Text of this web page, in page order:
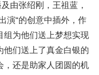
由张绍刚，王祖蓝，
演“的创意中插外，作
组为他们送上梦想实现
他们送上了真金白银的
，还是助家人团圆的机